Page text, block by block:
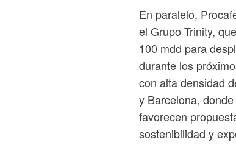
En paralelo,
el Grupo Trinity,
100 mdd para
durante los
con alta densidad
y Barcelona,
favorecen
sostenibilidad y